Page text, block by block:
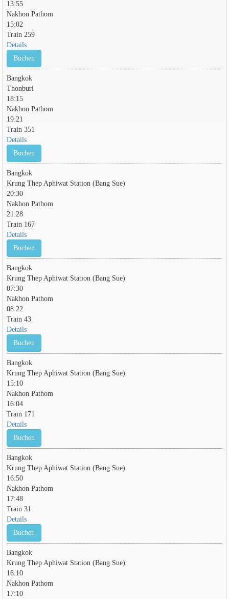
13:55
Nakhon Pathom
15:02
Train 259
Details
Buchen
Bangkok
Thonburi
18:15
Nakhon Pathom
19:21
Train 351
Details
Buchen
Bangkok
Krung Thep Aphiwat Station (Bang Sue)
20:30
Nakhon Pathom
21:28
Train 167
Details
Buchen
Bangkok
Krung Thep Aphiwat Station (Bang Sue)
07:30
Nakhon Pathom
08:22
Train 43
Details
Buchen
Bangkok
Krung Thep Aphiwat Station (Bang Sue)
15:10
Nakhon Pathom
16:04
Train 171
Details
Buchen
Bangkok
Krung Thep Aphiwat Station (Bang Sue)
16:50
Nakhon Pathom
17:48
Train 31
Details
Buchen
Bangkok
Krung Thep Aphiwat Station (Bang Sue)
16:10
Nakhon Pathom
17:10